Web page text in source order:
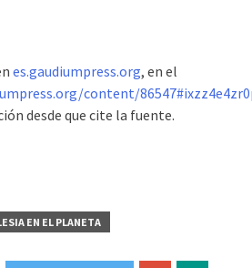
es.gaudiumpress.org, en el
content/
desde que cite la fuente.
EN EL PLANETA